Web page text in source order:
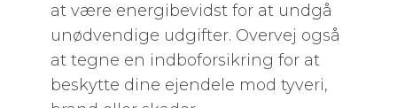
at være energibevidst for at undgå
unødvendige udgifter. Overvej også
at tegne en indboforsikring for at
beskytte dine ejendele mod tyveri,